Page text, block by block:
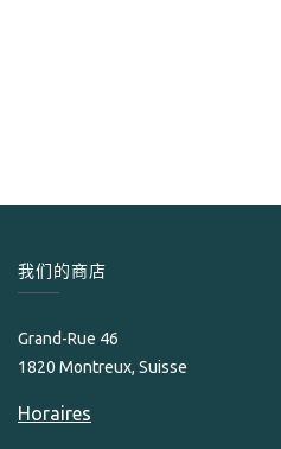
我们的商店
Grand-Rue 46
1820 Montreux, Suisse
Horaires